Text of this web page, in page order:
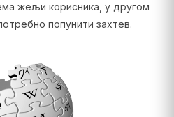
жељи корисника, у другом
попунити захтев.